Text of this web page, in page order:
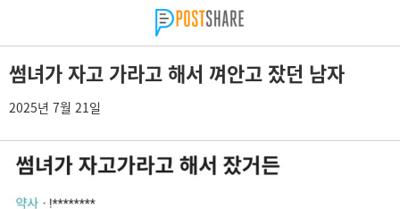
썸녀가 자고 가라고 해서 껴안고 잤던 남자
2025년 7월 21일